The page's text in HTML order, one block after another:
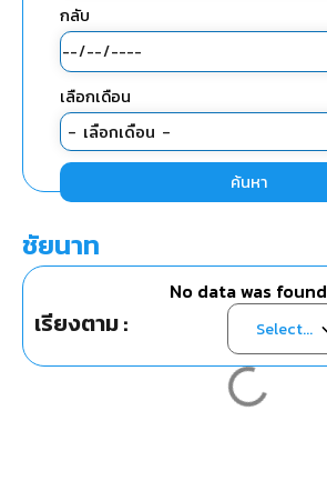
กลับ
เลือกเดือน
ค้นหา
ชัยนาท
No data was found
เรียงตาม :